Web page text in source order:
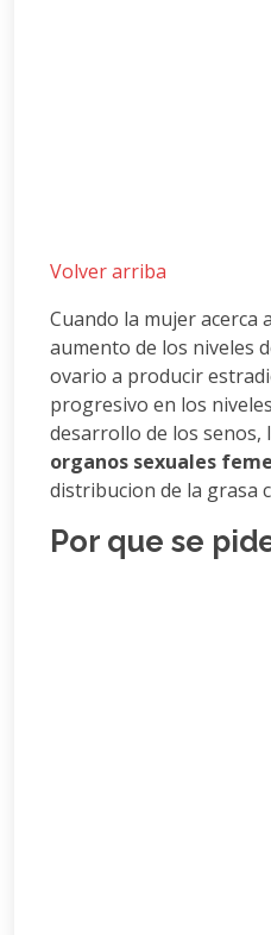
Volver arriba
Cuando la mujer acerca
aumento de los niveles
ovario a producir
progresivo en los
desarrollo de los senos,
organos sexuales
distribucion de la grasa
Por que se